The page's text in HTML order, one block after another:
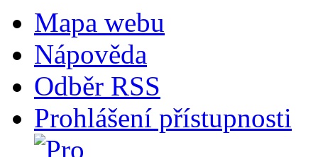
Mapa webu
Nápověda
Odběr RSS
Prohlášení přístupnosti